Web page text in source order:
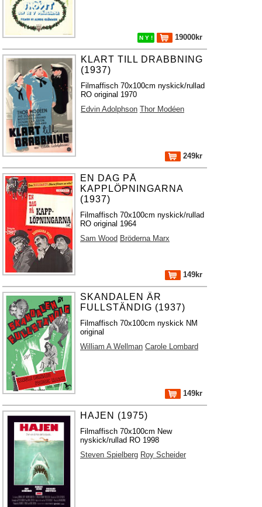
N Y ! 19000kr
KLART TILL DRABBNING
(1937)
Filmaffisch 70x100cm nyskick/rullad
RO original 1970
Edvin Adolphson Thor Modéen
249kr
EN DAG PÅ
KAPPLÖPNINGARNA
(1937)
Filmaffisch 70x100cm nyskick/rullad
RO original 1964
Sam Wood Bröderna Marx
149kr
SKANDALEN ÄR
FULLSTÄNDIG (1937)
Filmaffisch 70x100cm nyskick NM
original
William A Wellman Carole Lombard
149kr
HAJEN (1975)
Filmaffisch 70x100cm New
nyskick/rullad RO 1998
Steven Spielberg Roy Scheider